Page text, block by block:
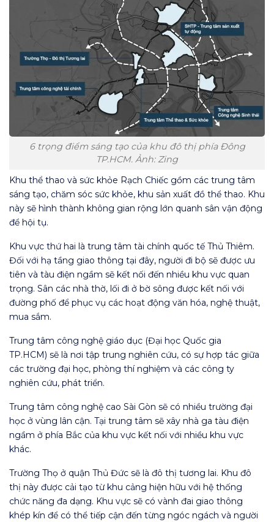
6 trọng điểm sáng tạo của khu đô thị phía Đông
TP.HCM. Ảnh: Zing
Khu thể thao và sức khỏe Rạch Chiếc gồm các trung tâm
sáng tạo, chăm sóc sức khỏe, khu sản xuất đồ thể thao. Khu
này sẽ hình thành không gian rộng lớn quanh sân vận động
để hội tụ.
Khu vực thứ hai là trung tâm tài chính quốc tế Thủ Thiêm.
Đối với hạ tầng giao thông tại đây, người đi bộ sẽ được ưu
tiên và tàu điện ngầm sẽ kết nối đến nhiều khu vực quan
trọng. Sân các nhà thờ, lối đi ở bờ sông được kết nối với
đường phố để phục vụ các hoạt động văn hóa, nghệ thuật,
mua sắm.
Trung tâm công nghệ giáo dục (Đại học Quốc gia
TP.HCM) sẽ là nơi tập trung nghiên cứu, có sự hợp tác giữa
các trường đại học, phòng thí nghiệm và các công ty
nghiên cứu, phát triển.
Trung tâm công nghệ cao Sài Gòn sẽ có nhiều trường đại
học ở vùng lân cận. Tại trung tâm sẽ xây nhà ga tàu điện
ngầm ở phía Bắc của khu vực kết nối với nhiều khu vực
khác.
Trường Thọ ở quận Thủ Đức sẽ là đô thị tương lai. Khu đô
thị này được cải tạo từ khu cảng hiện hữu với hệ thống
chức năng đa dạng. Khu vực sẽ có vành đai giao thông
khép kín để có thể tiếp cận đến từng ngóc ngách và người